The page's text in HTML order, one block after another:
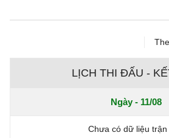
LỊCH THI ĐẤU -
Ngày - 11/08
Chưa có dữ liệu trận